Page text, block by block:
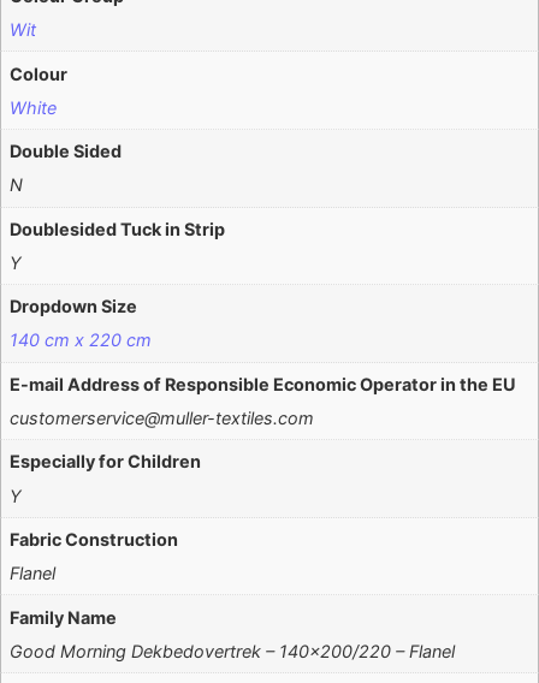
Wit
Colour
White
Double Sided
N
Doublesided Tuck in Strip
Y
Dropdown Size
140 cm x 220 cm
E-mail Address of Responsible Economic Operator in the EU
customerservice@muller-textiles.com
Especially for Children
Y
Fabric Construction
Flanel
Family Name
Good Morning Dekbedovertrek – 140×200/220 – Flanel